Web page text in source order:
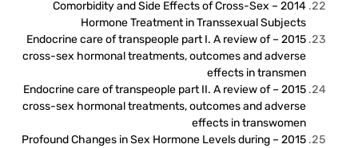
2014 – Comorbidity and Side Effects of Cross-Sex
Hormone Treatment in Transsexual Subjects
2015 – Endocrine care of transpeople part I. A review of
cross-sex hormonal treatments, outcomes and adverse
effects in transmen
2015 – Endocrine care of transpeople part II. A review of
cross-sex hormonal treatments, outcomes and adverse
effects in transwomen
2015 – Profound Changes in Sex Hormone Levels during